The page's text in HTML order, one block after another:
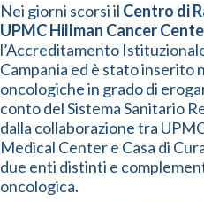
Nei giorni scorsi il Centro di
UPMC Hillman Cancer
l’Accreditamento
Campania ed è stato
oncologiche in grado di
conto del Sistema Sanitario
dalla collaborazione tra
Medical Center e Casa di
due enti distinti e
oncologica.